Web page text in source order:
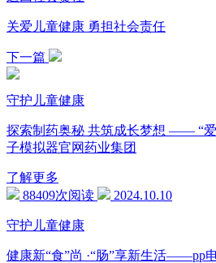
关爱儿童健康 勇担社会责任
下一篇
守护儿童健康
探索制药奥秘 共筑成长梦想 —— “
子模拟器官网药业集团
了解更多
88409次阅读
2024.10.10
守护儿童健康
健康新“食”尚 ·“肠”享新生活——pp